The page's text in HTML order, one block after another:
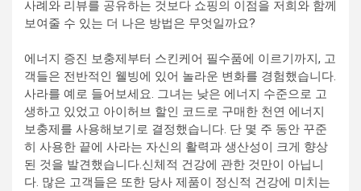
사례와 리뷰를 공유하는 것보다 쇼핑의 이점을 저희와 함께
보여줄 수 있는 더 나은 방법은 무엇일까요?
에너지 증진 보충제부터 스킨케어 필수품에 이르기까지, 고
객들은 전반적인 웰빙에 있어 놀라운 변화를 경험했습니다.
사라를 예로 들어보세요. 그녀는 낮은 에너지 수준으로 고
생하고 있었고 아이허브 할인 코드로 구매한 천연 에너지
보충제를 사용해보기로 결정했습니다. 단 몇 주 동안 꾸준
히 사용한 끝에 사라는 자신의 활력과 생산성이 크게 향상
된 것을 발견했습니다.신체적 건강에 관한 것만이 아닙니
다. 많은 고객들은 또한 당사 제품이 정신적 건강에 미치는